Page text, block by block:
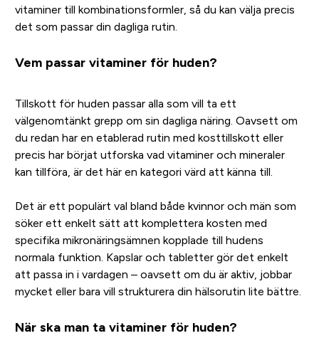
vitaminer till kombinationsformler, så du kan välja precis
det som passar din dagliga rutin.
Vem passar vitaminer för huden?
Tillskott för huden passar alla som vill ta ett
välgenomtänkt grepp om sin dagliga näring. Oavsett om
du redan har en etablerad rutin med kosttillskott eller
precis har börjat utforska vad vitaminer och mineraler
kan tillföra, är det här en kategori värd att känna till.
Det är ett populärt val bland både kvinnor och män som
söker ett enkelt sätt att komplettera kosten med
specifika mikronäringsämnen kopplade till hudens
normala funktion. Kapslar och tabletter gör det enkelt
att passa in i vardagen – oavsett om du är aktiv, jobbar
mycket eller bara vill strukturera din hälsorutin lite bättre.
När ska man ta vitaminer för huden?